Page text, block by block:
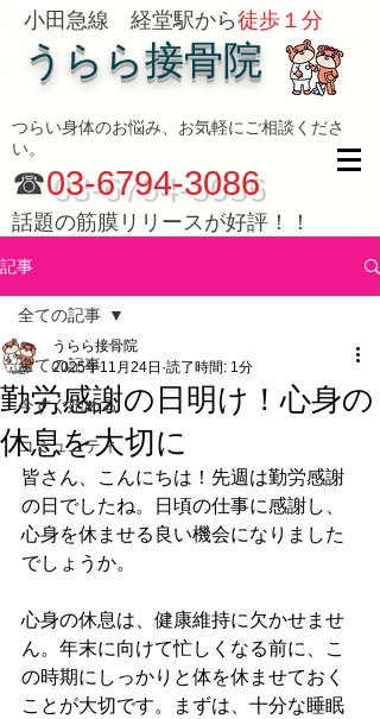
小田急線 経堂駅から徒歩１分
うらら接骨院
つらい身体のお悩み、お気軽にご相談くださ
い。
☎03-6794-3086
話題の筋膜リリースが好評！！
記事
全ての記事
今すぐ始める
コミュニティ
全ての記事
勤労感謝の日明け！心身の
休息を大切に
うらら接骨院
2025年11月24日 読了時間: 1分
皆さん、こんにちは！先週は勤労感謝
の日でしたね。日頃の仕事に感謝し、
心身を休ませる良い機会になりました
でしょうか。
心身の休息は、健康維持に欠かせませ
ん。年末に向けて忙しくなる前に、こ
の時期にしっかりと体を休ませておく
ことが大切です。まずは、十分な睡眠